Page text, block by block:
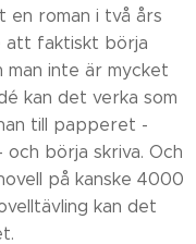
en roman i två års
att faktiskt börja
man inte är mycket
kan det verka som
till papperet -
börja skriva. Och
på kanske 4000
kan det